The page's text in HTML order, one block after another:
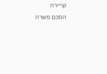
קריירה
הסכם פשרה